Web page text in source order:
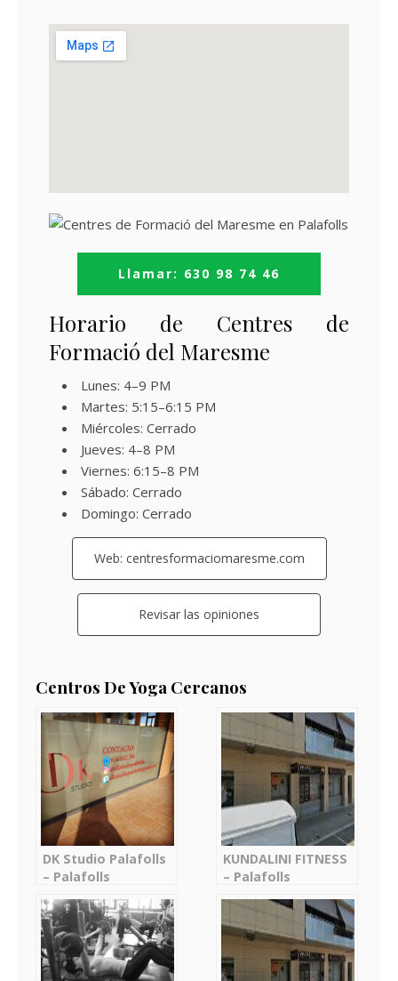
Llamar: 630 98 74 46
Horario de Centres de
Formació del Maresme
Lunes: 4–9 PM
Martes: 5:15–6:15 PM
Miércoles: Cerrado
Jueves: 4–8 PM
Viernes: 6:15–8 PM
Sábado: Cerrado
Domingo: Cerrado
Web: centresformaciomaresme.com
Revisar las opiniones
Centros De Yoga Cercanos
DK Studio Palafolls
– Palafolls
KUNDALINI FITNESS
– Palafolls